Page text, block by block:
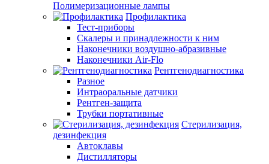
Полимеризационные лампы
Профилактика
Тест-приборы
Скалеры и принадлежности к ним
Наконечники воздушно-абразивные
Наконечники Air-Flo
Рентгенодиагностика
Разное
Интраоральные датчики
Рентген-защита
Трубки портативные
Стерилизация,
дезинфекция
Автоклавы
Дистилляторы